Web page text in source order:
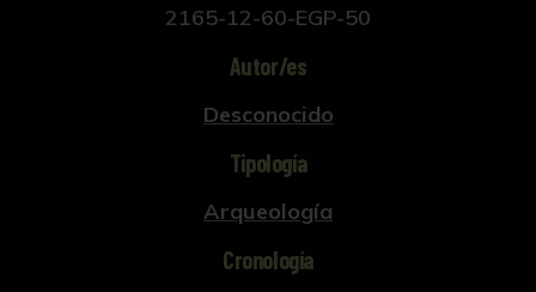
2165-12-60-EGP-50
Autor/es
Desconocido
Tipología
Arqueología
Cronología